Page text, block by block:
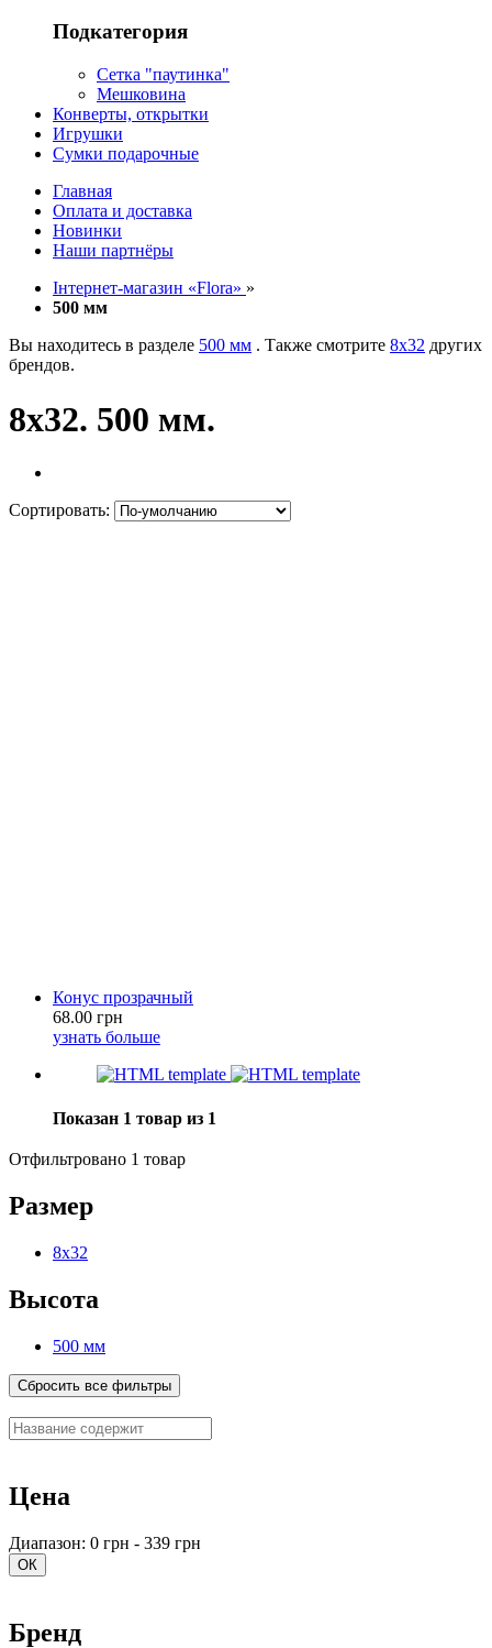
Подкатегория
Сетка "паутинка"
Мешковина
Конверты, открытки
Игрушки
Сумки подарочные
Главная
Оплата и доставка
Новинки
Наши партнёры
Інтернет-магазин «Flora» »
500 мм
Вы находитесь в разделе 500 мм . Также смотрите 8х32 других
брендов.
8х32. 500 мм.
Сортировать:
Конус прозрачный
68.00 грн
узнать больше
Показан 1 товар из 1
Отфильтровано 1 товар
Размер
8х32
Высота
500 мм
Сбросить все фильтры
Цена
Диапазон: 0 грн - 339 грн
ОК
Бренд